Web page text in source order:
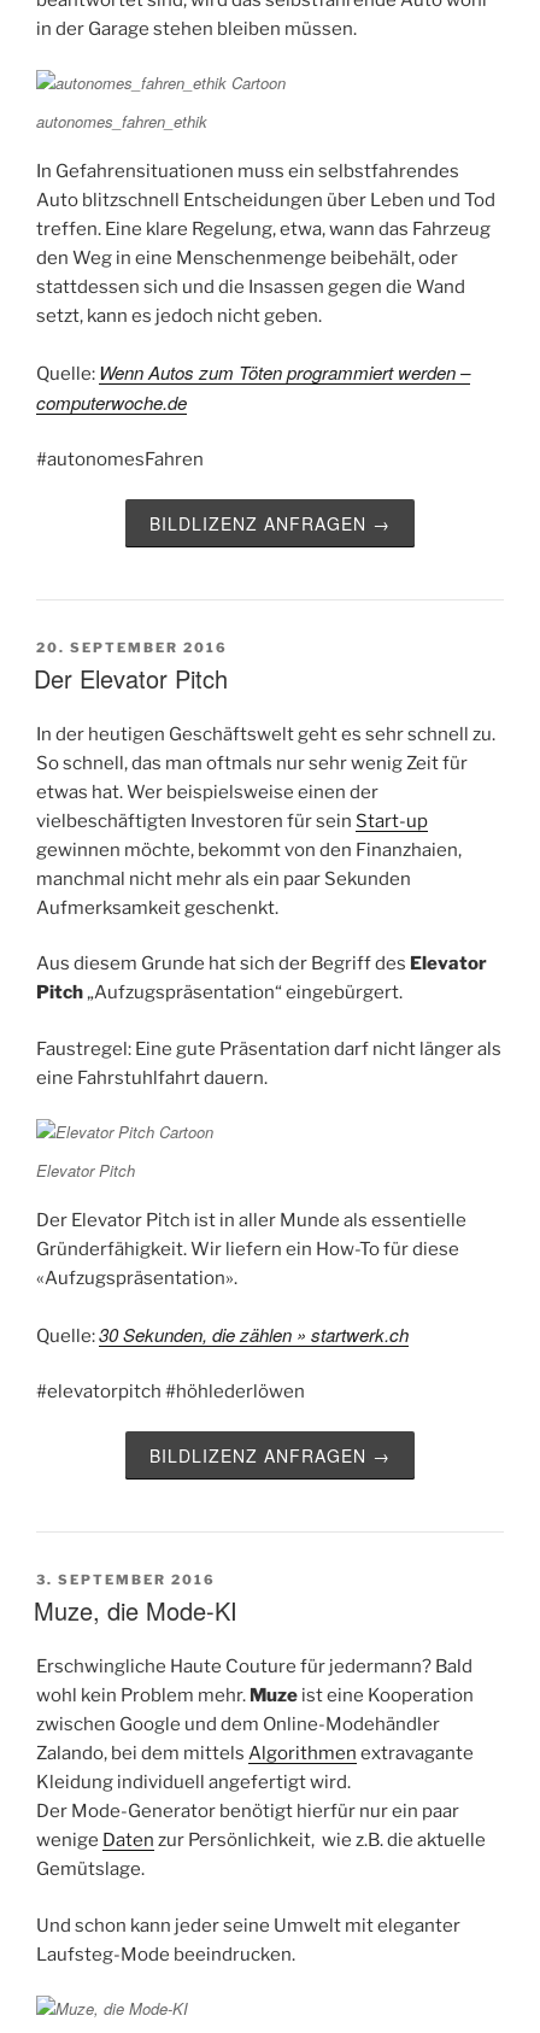
in der Garage stehen bleiben müssen.
autonomes_fahren_ethik
In Gefahrensituationen muss ein selbstfahrendes
Auto blitzschnell Entscheidungen über Leben und Tod
treffen. Eine klare Regelung, etwa, wann das Fahrzeug
den Weg in eine Menschenmenge beibehält, oder
stattdessen sich und die Insassen gegen die Wand
setzt, kann es jedoch nicht geben.
Quelle: Wenn Autos zum Töten programmiert werden –
computerwoche.de
#autonomesFahren
BILDLIZENZ ANFRAGEN →
VERÖFFENTLICHT
AM
20. SEPTEMBER 2016
Der Elevator Pitch
In der heutigen Geschäftswelt geht es sehr schnell zu.
So schnell, das man oftmals nur sehr wenig Zeit für
etwas hat. Wer beispielsweise einen der
vielbeschäftigten Investoren für sein Start-up
gewinnen möchte, bekommt von den Finanzhaien,
manchmal nicht mehr als ein paar Sekunden
Aufmerksamkeit geschenkt.
Aus diesem Grunde hat sich der Begriff des Elevator
Pitch„Aufzugspräsentation“ eingebürgert.
Faustregel: Eine gute Präsentation darf nicht länger als
eine Fahrstuhlfahrt dauern.
Elevator Pitch
Der Elevator Pitch ist in aller Munde als essentielle
Gründerfähigkeit. Wir liefern ein How-To für diese
«Aufzugspräsentation».
Quelle:30 Sekunden, die zählen » startwerk.ch
#elevatorpitch #höhlederlöwen
BILDLIZENZ ANFRAGEN →
VERÖFFENTLICHT
AM
3. SEPTEMBER 2016
Muze, die Mode-KI
Erschwingliche Haute Couture für jedermann? Bald
wohl kein Problem mehr. Muze ist eine Kooperation
zwischen Google und dem Online-Modehändler
Zalando, bei dem mittels Algorithmen extravagante
Kleidung individuell angefertigt wird.
Der Mode-Generator benötigt hierfür nur ein paar
wenige Daten zur Persönlichkeit, wie z.B. die aktuelle
Gemütslage.
Und schon kann jeder seine Umwelt mit eleganter
Laufsteg-Mode beeindrucken.